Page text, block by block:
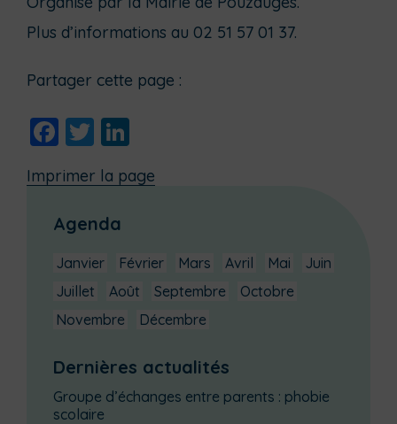
Plus d’informations au 02 51 57 01 37.
Partager cette page :
Facebook
Twitter
Imprimer la page
Agenda
Janvier Février Mars Avril Mai
Juin
Juillet
Août Septembre
Octobre
Novembre
Décembre
Dernières actualités
Groupe d’échanges entre parents : phobie
scolaire